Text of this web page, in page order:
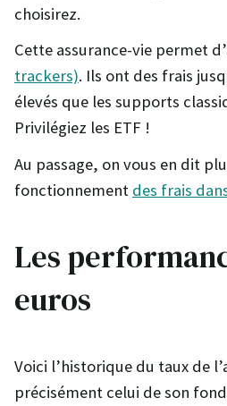
choisirez.
Cette assurance-vie permet
trackers). Ils ont des frais
élevés que les supports
Privilégiez les ETF !
Au passage, on vous en dit
fonctionnement des frais
Les
euros
Voici l’historique du taux de
précisément celui de son